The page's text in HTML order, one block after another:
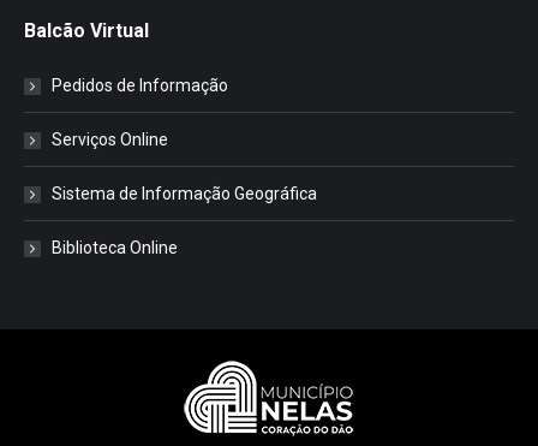
Balcão Virtual
Pedidos de Informação
Serviços Online
Sistema de Informação Geográfica
Biblioteca Online